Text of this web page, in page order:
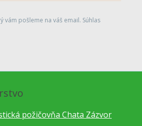
pošleme na váš email. Súhlas
požičovňa Chata Zázvor